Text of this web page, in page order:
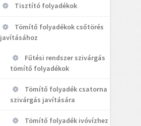
Tisztító folyadékok
Tömítő folyadékok csőtörés
javításához
Fűtési rendszer szivárgás
tömítő folyadékok
Tömítő folyadék csatorna
szivárgás javítására
Tömítő folyadék ivóvízhez